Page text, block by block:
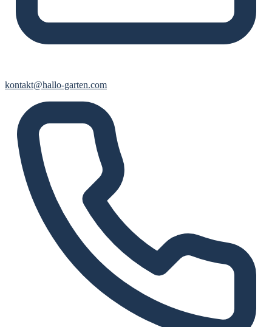
kontakt@hallo-garten.com